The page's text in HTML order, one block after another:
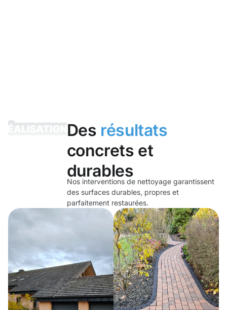
Des résultats
concrets et
durables
Nos interventions de nettoyage garantissent
des surfaces durables, propres et
parfaitement restaurées.